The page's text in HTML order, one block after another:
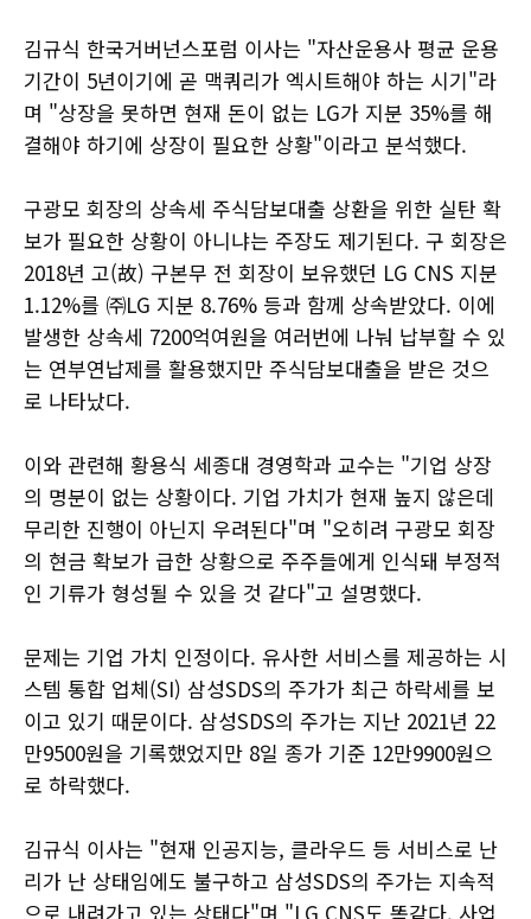
김규식 한국거버넌스포럼 이사는 "자산운용사 평균 운용
기간이 5년이기에 곧 맥쿼리가 엑시트해야 하는 시기"라
며 "상장을 못하면 현재 돈이 없는 LG가 지분 35%를 해
결해야 하기에 상장이 필요한 상황"이라고 분석했다.
구광모 회장의 상속세 주식담보대출 상환을 위한 실탄 확
보가 필요한 상황이 아니냐는 주장도 제기된다. 구 회장은
2018년 고(故) 구본무 전 회장이 보유했던 LG CNS 지분
1.12%를 ㈜LG 지분 8.76% 등과 함께 상속받았다. 이에
발생한 상속세 7200억여원을 여러번에 나눠 납부할 수 있
는 연부연납제를 활용했지만 주식담보대출을 받은 것으
로 나타났다.
이와 관련해 황용식 세종대 경영학과 교수는 "기업 상장
의 명분이 없는 상황이다. 기업 가치가 현재 높지 않은데
무리한 진행이 아닌지 우려된다"며 "오히려 구광모 회장
의 현금 확보가 급한 상황으로 주주들에게 인식돼 부정적
인 기류가 형성될 수 있을 것 같다"고 설명했다.
문제는 기업 가치 인정이다. 유사한 서비스를 제공하는 시
스템 통합 업체(SI) 삼성SDS의 주가가 최근 하락세를 보
이고 있기 때문이다. 삼성SDS의 주가는 지난 2021년 22
만9500원을 기록했었지만 8일 종가 기준 12만9900원으
로 하락했다.
김규식 이사는 "현재 인공지능, 클라우드 등 서비스로 난
리가 난 상태임에도 불구하고 삼성SDS의 주가는 지속적
으로 내려가고 있는 상태다"며 "LG CNS도 똑같다. 사업